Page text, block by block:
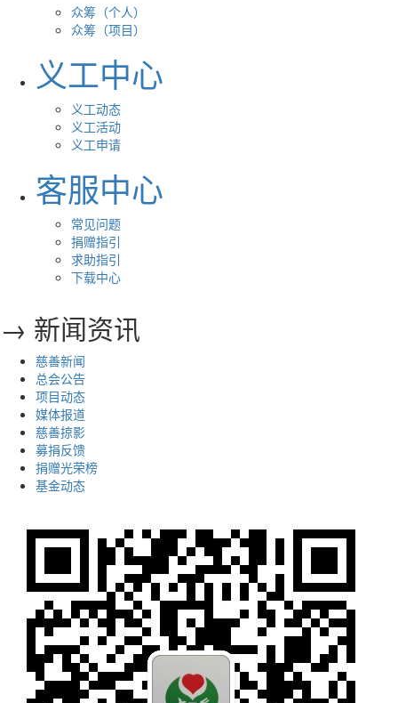
众筹（个人）
众筹（项目）
义工中心
义工动态
义工活动
义工申请
客服中心
常见问题
捐赠指引
求助指引
下载中心
→ 新闻资讯
慈善新闻
总会公告
项目动态
媒体报道
慈善掠影
募捐反馈
捐赠光荣榜
基金动态